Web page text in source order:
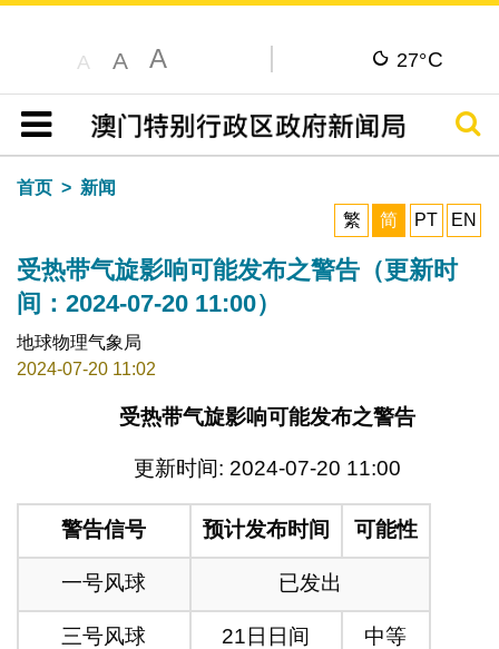
A A A 27°C
目录
搜寻
首页
新闻
繁
简 PT EN
受热带气旋影响可能发布之警告（更新时
间：2024-07-20 11:00）
地球物理气象局
2024-07-20 11:02
受热带气旋影响可能发布之警告
更新时间: 2024-07-20 11:00
警告信号 预计发布时间 可能性
一号风球 已发出
三号风球 21日日间 中等